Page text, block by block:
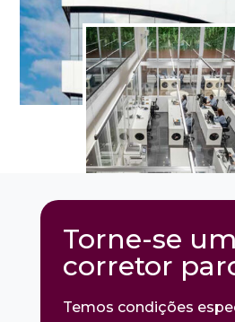
Torne-se um
corretor
Temos condições